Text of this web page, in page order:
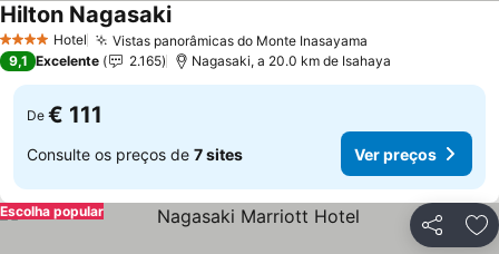
4 EstrelasHotel Vistas panorâmicas do Monte Inasayama
Hilton NagasakiVer preços
9,1 Excelente 2.165 Nagasaki, a 20.0 km de Isahaya
De € 111
Consulte os preços de 7 sites Ver preços
Partilhar
Escolha popular